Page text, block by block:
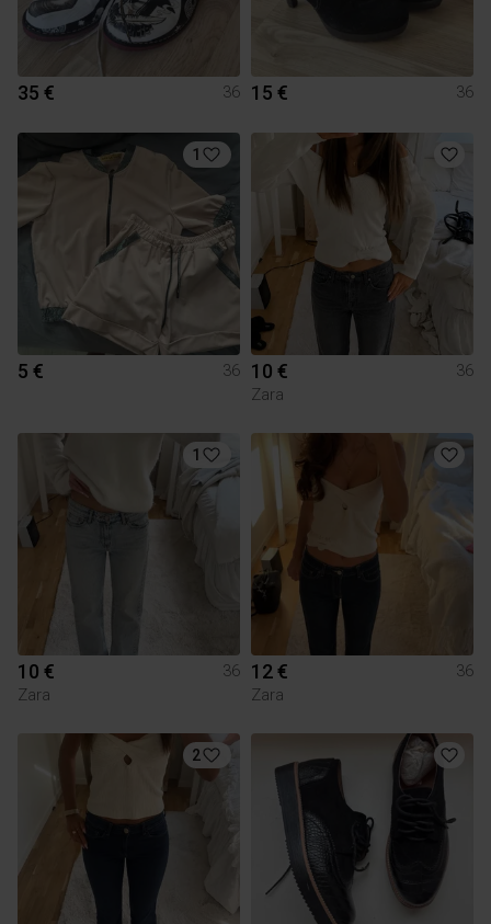
35 € 36 15 € 36
1
5 € 36 10 €
36
Zara
1
10 €
36
Zara
12 €
36
Zara
2